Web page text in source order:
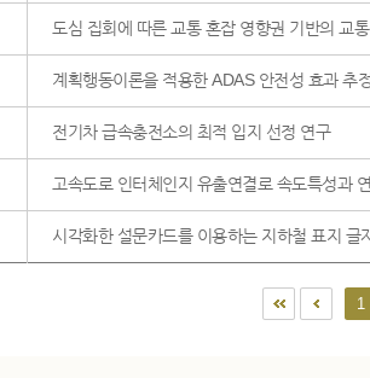
도심 집회에 따른 교통 혼잡 영향권 기반의 교
계획행동이론을 적용한 ADAS 안전성 효과 추
전기차 급속충전소의 최적 입지 선정 연구
고속도로 인터체인지 유출연결로 속도특성과
시각화한 설문카드를 이용하는 지하철 표지 글
1